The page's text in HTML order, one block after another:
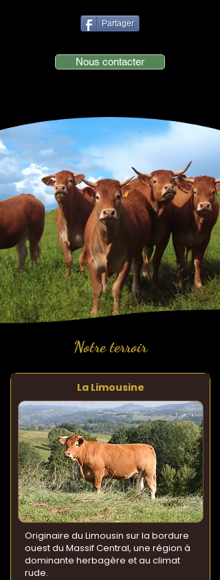
Partager
Nous contacter
Notre terroir
La Limousine
Originaire du Limousin sur la bordure
ouest du Massif Central, une région à
dominante herbagère et au climat
rude.